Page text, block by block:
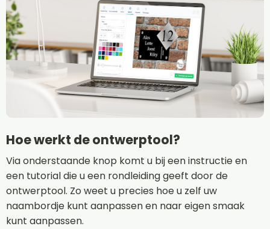
Hoe werkt de ontwerptool?
Via onderstaande knop komt u bij een instructie en
een tutorial die u een rondleiding geeft door de
ontwerptool. Zo weet u precies hoe u zelf uw
naambordje kunt aanpassen en naar eigen smaak
kunt aanpassen.